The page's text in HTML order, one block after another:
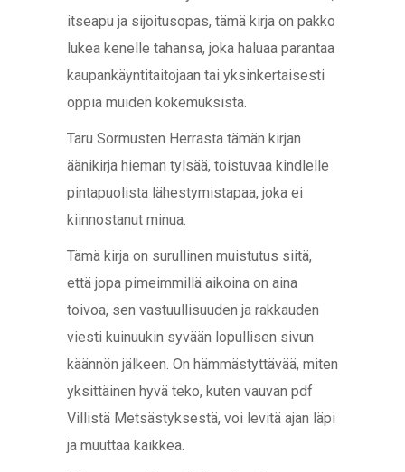
itseapu ja sijoitusopas, tämä kirja on pakko
lukea kenelle tahansa, joka haluaa parantaa
kaupankäyntitaitojaan tai yksinkertaisesti
oppia muiden kokemuksista.
Taru Sormusten Herrasta tämän kirjan
äänikirja hieman tylsää, toistuvaa kindlelle
pintapuolista lähestymistapaa, joka ei
kiinnostanut minua.
Tämä kirja on surullinen muistutus siitä,
että jopa pimeimmillä aikoina on aina
toivoa, sen vastuullisuuden ja rakkauden
viesti kuinuukin syvään lopullisen sivun
käännön jälkeen. On hämmästyttävää, miten
yksittäinen hyvä teko, kuten vauvan pdf
Villistä Metsästyksestä, voi levitä ajan läpi
ja muuttaa kaikkea.